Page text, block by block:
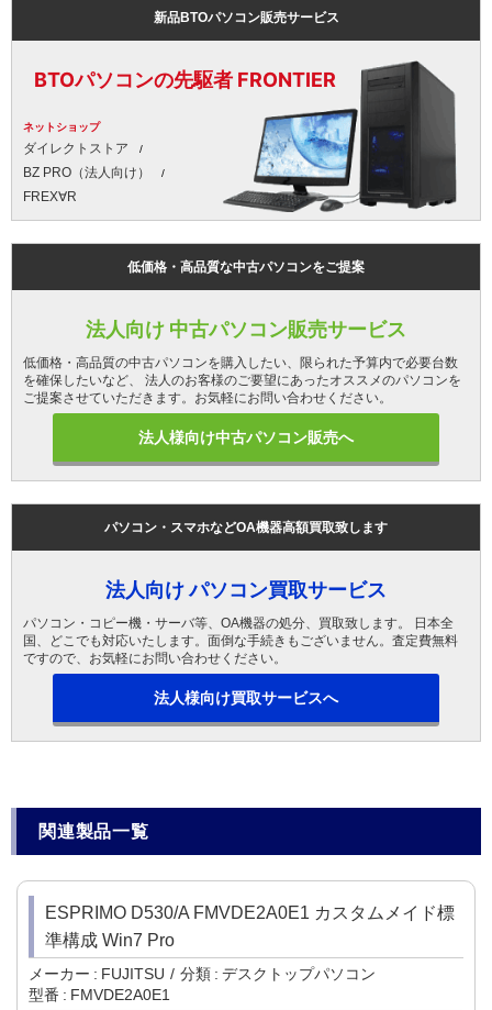
新品BTOパソコン販売サービス
BTOパソコンの先駆者 FRONTIER
ネットショップ
ダイレクトストア
BZ PRO（法人向け）
FREX∀R
低価格・高品質な中古パソコンをご提案
法人向け 中古パソコン販売サービス
低価格・高品質の中古パソコンを購入したい、限られた予算内で必要台数
を確保したいなど、 法人のお客様のご要望にあったオススメのパソコンを
ご提案させていただきます。お気軽にお問い合わせください。
法人様向け中古パソコン販売へ
パソコン・スマホなどOA機器高額買取致します
法人向け パソコン買取サービス
パソコン・コピー機・サーバ等、OA機器の処分、買取致します。 日本全
国、どこでも対応いたします。面倒な手続きもございません。査定費無料
ですので、お気軽にお問い合わせください。
法人様向け買取サービスへ
関連製品一覧
ESPRIMO D530/A FMVDE2A0E1 カスタムメイド標
準構成 Win7 Pro
メーカー FUJITSU 分類
デスクトップパソコン
型番
FMVDE2A0E1